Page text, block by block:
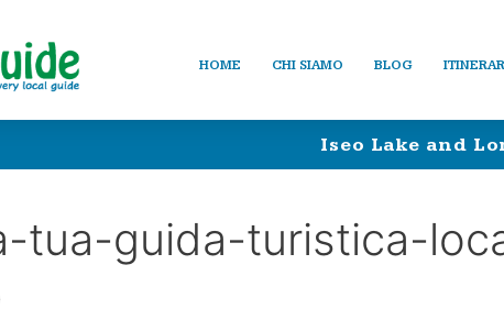
HOME CHI SIAMO BLOG
Iseo Lake and
tua-guida-turistica-